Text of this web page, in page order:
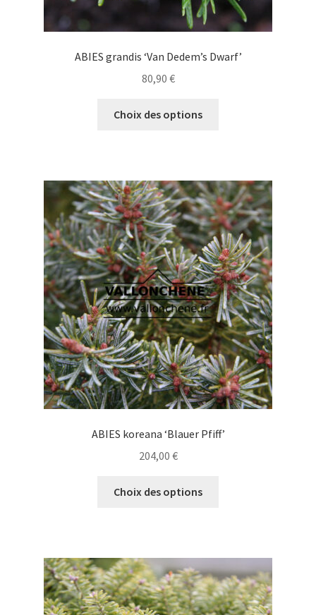
ABIES grandis ‘Van Dedem’s Dwarf’
80,90 €
Choix des options
Les
options
peuvent
être
choisies
sur
la
page
du
produit
ABIES koreana ‘Blauer Pfiff’
204,00 €
Choix des options
Les
options
peuvent